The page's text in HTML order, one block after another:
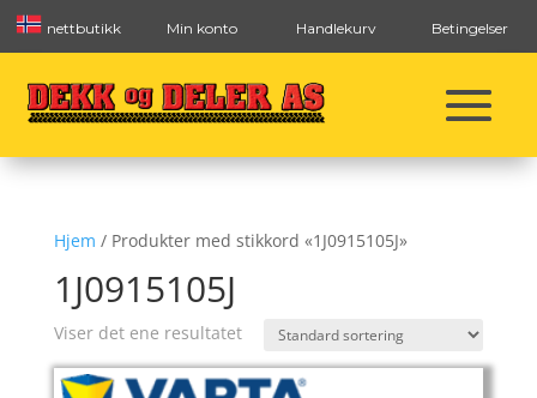
nettbutikk Min konto Handlekurv Betingelser
Hjem / Produkter med stikkord «1J0915105J»
1J0915105J
Viser det ene resultatet